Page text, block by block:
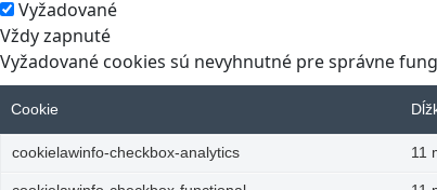
Vyžadované
Vždy zapnuté
Vyžadované cookies sú nevyhnutné pre správne
Cookie
cookielawinfo-checkbox-analytics 11